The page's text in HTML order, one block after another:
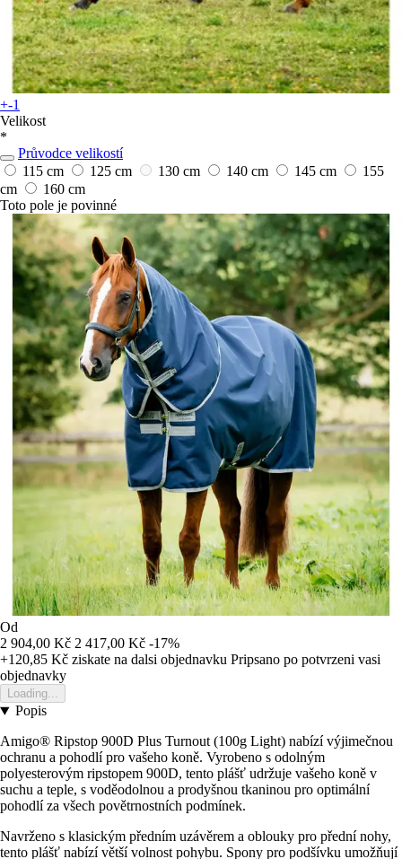
+-1
Velikost
*
Průvodce velikostí
115 cm
125 cm 130 cm 140 cm 145 cm
155
cm
160 cm
Toto pole je povinné
Od
2 904,00 Kč 2 417,00 Kč -17%
+120,85 Kč ziskate na dalsi objednavku Pripsano po potvrzeni vasi
objednavky
Loading...
Popis
Amigo® Ripstop 900D Plus Turnout (100g Light) nabízí výjimečnou
ochranu a pohodlí pro vašeho koně. Vyrobeno s odolným
polyesterovým ripstopem 900D, tento plášť udržuje vašeho koně v
suchu a teple, s voděodolnou a prodyšnou tkaninou pro optimální
pohodlí za všech povětrnostních podmínek.
Navrženo s klasickým předním uzávěrem a oblouky pro přední nohy,
tento plášť nabízí větší volnost pohybu. Spony pro podšívku umožňují